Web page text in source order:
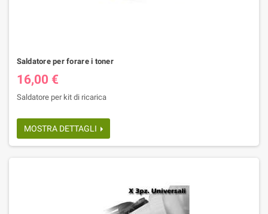
Saldatore per forare i toner
16,00 €
Saldatore per kit di ricarica
MOSTRA DETTAGLI